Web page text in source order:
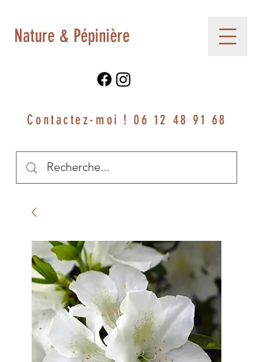
Nature & Pépinière
Contactez-moi !06 12 48 91 68